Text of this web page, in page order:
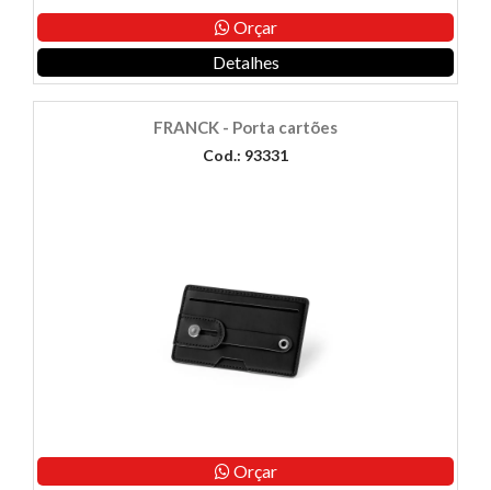
Orçar
Detalhes
FRANCK - Porta cartões
Cod.: 93331
Orçar